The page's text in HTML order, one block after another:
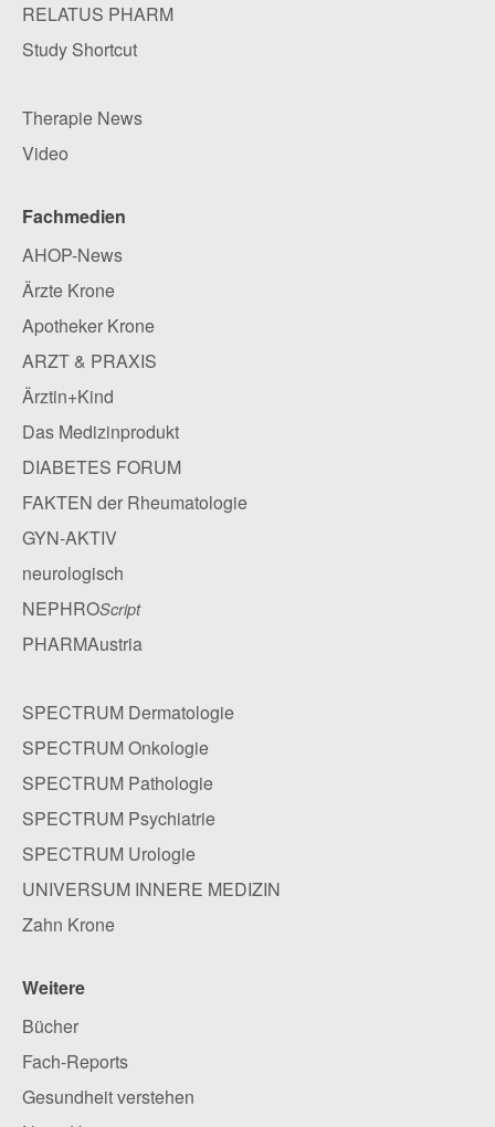
RELATUS PHARM
Study Shortcut
Therapie News
Video
Fachmedien
AHOP-News
Ärzte Krone
Apotheker Krone
ARZT & PRAXIS
Ärztin+Kind
Das Medizinprodukt
DIABETES FORUM
FAKTEN der Rheumatologie
GYN-AKTIV
neurologisch
NEPHROScript
PHARMAustria
SPECTRUM Dermatologie
SPECTRUM Onkologie
SPECTRUM Pathologie
SPECTRUM Psychiatrie
SPECTRUM Urologie
UNIVERSUM INNERE MEDIZIN
Zahn Krone
Weitere
Bücher
Fach-Reports
Gesundheit verstehen